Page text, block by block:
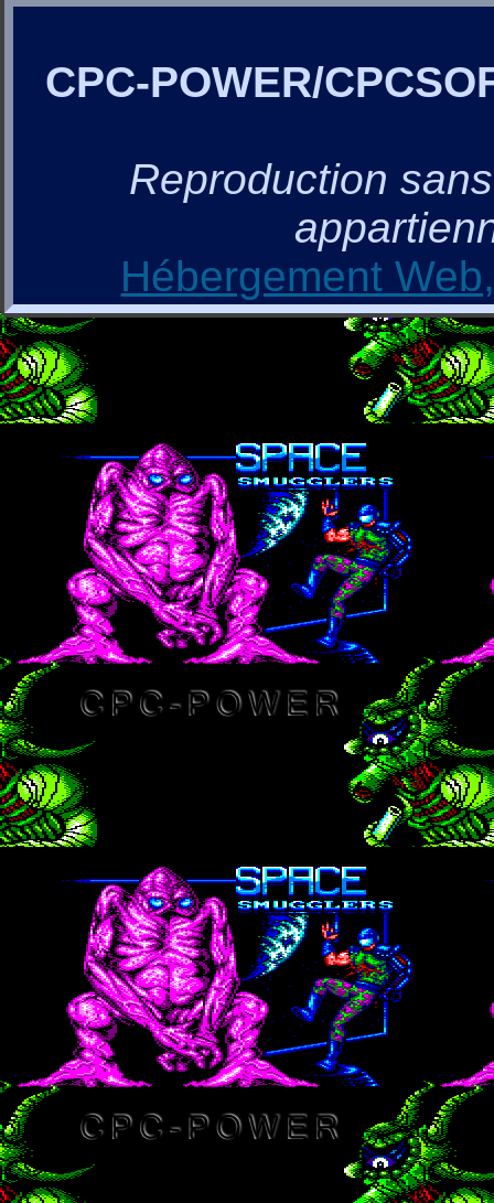
CPC-POWER/
Reproduction
Hébergement